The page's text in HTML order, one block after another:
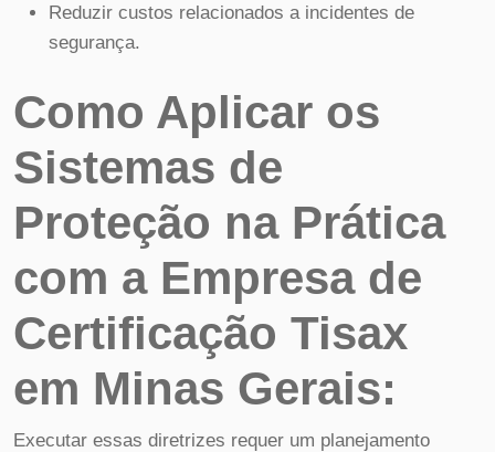
Reduzir custos relacionados a incidentes de
segurança.
Como Aplicar os
Sistemas de
Proteção na Prática
com a Empresa de
Certificação Tisax
em Minas Gerais:
Executar essas diretrizes requer um planejamento